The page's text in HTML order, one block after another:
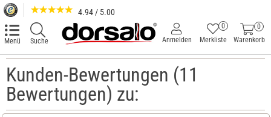
4.94 / 5.00
Menü Suche
0
Warenkorb
Merkliste
0
Anmelden
Kunden-Bewertungen (11
Bewertungen) zu: